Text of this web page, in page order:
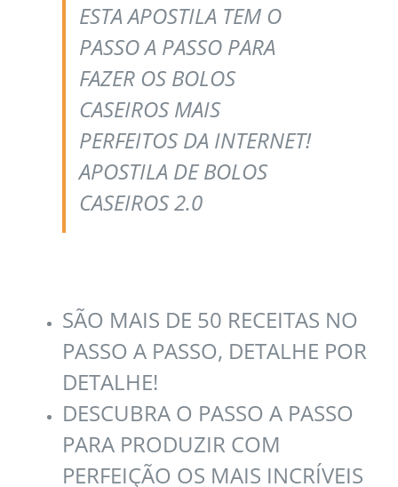
ESTA APOSTILA TEM O
PASSO A PASSO PARA
FAZER OS BOLOS
CASEIROS MAIS
PERFEITOS DA INTERNET!
APOSTILA DE BOLOS
CASEIROS 2.0
SÃO MAIS DE 50 RECEITAS NO
PASSO A PASSO, DETALHE POR
DETALHE!
DESCUBRA O PASSO A PASSO
PARA PRODUZIR COM
PERFEIÇÃO OS MAIS INCRÍVEIS